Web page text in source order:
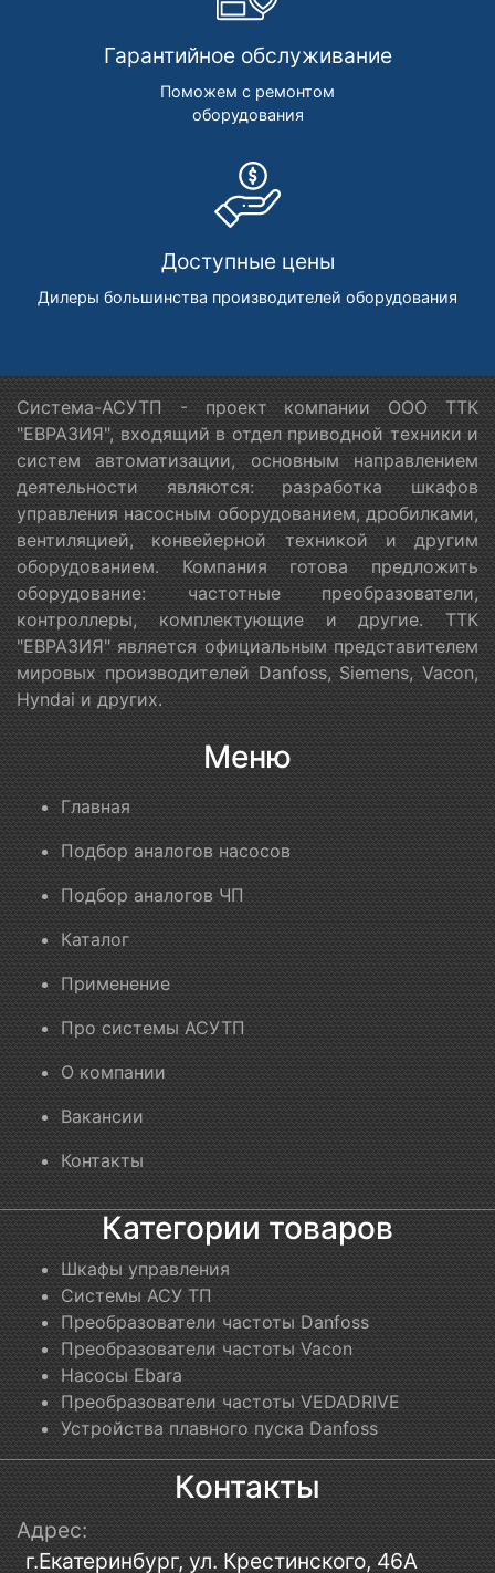
Гарантийное обслуживание
Поможем с ремонтом
оборудования
Доступные цены
Дилеры большинства производителей оборудования
Система-АСУТП - проект компании ООО ТТК
"ЕВРАЗИЯ", входящий в отдел приводной техники и
систем автоматизации, основным направлением
деятельности являются: разработка шкафов
управления насосным оборудованием, дробилками,
вентиляцией, конвейерной техникой и другим
оборудованием. Компания готова предложить
оборудование: частотные преобразователи,
контроллеры, комплектующие и другие. ТТК
"ЕВРАЗИЯ" является официальным представителем
мировых производителей Danfoss, Siemens, Vacon,
Hyndai и других.
Меню
Главная
Подбор аналогов насосов
Подбор аналогов ЧП
Каталог
Применение
Про системы АСУТП
О компании
Вакансии
Контакты
Категории товаров
Шкафы управления
Системы АСУ ТП
Преобразователи частоты Danfoss
Преобразователи частоты Vacon
Насосы Ebara
Преобразователи частоты VEDADRIVE
Устройства плавного пуска Danfoss
Контакты
Адрес:
г.Екатеринбург, ул. Крестинского, 46А